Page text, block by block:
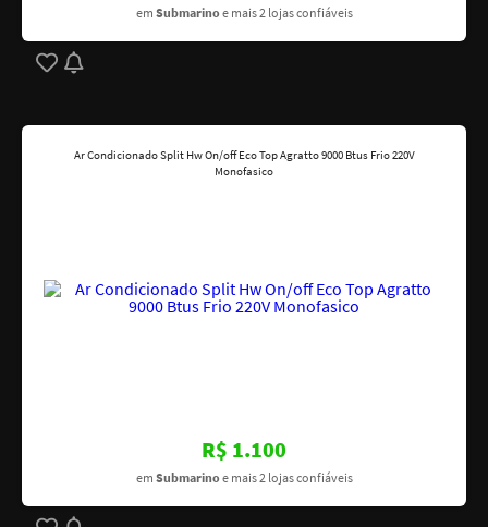
em Submarino e mais 2 lojas confiáveis
Ar Condicionado Split Hw On/off Eco Top Agratto 9000 Btus Frio 220V
Monofasico
R$ 1.100
em Submarino e mais 2 lojas confiáveis